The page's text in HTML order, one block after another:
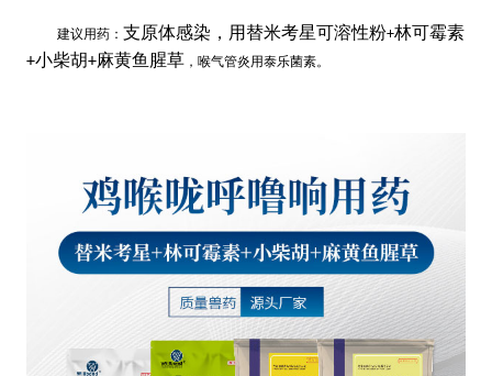
建议用药： 支原体感染，用替米考星可溶性粉+林可霉素
+小柴胡+麻黄鱼腥草，喉气管炎用泰乐菌素。